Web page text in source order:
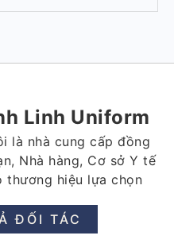
Linh Uniform
là nhà cung cấp đồng
Nhà hàng, Cơ sở Y tế
thương hiệu lựa chọn
ĐỐI TÁC